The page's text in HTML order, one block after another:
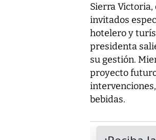
Sierra Victoria,
invitados
hotelero y
presidenta
su gestión.
proyecto
bebidas.